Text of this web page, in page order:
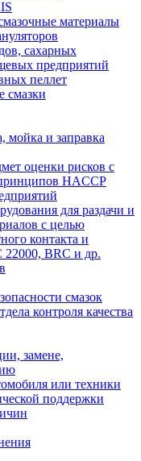
материалы
сахарных
предприятий
пеллет
смазки
мойка и заправка
оценки рисков с
HACCP
для раздачи и
с целью
контакта и
22000, BRC и др.
смазок
контроля качества
замене,
или техники
поддержки